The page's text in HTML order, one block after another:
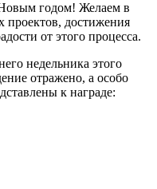
годом! Желаем в
проектов, достижения
от этого процесса.
недельника этого
отражено, а особо
к награде: